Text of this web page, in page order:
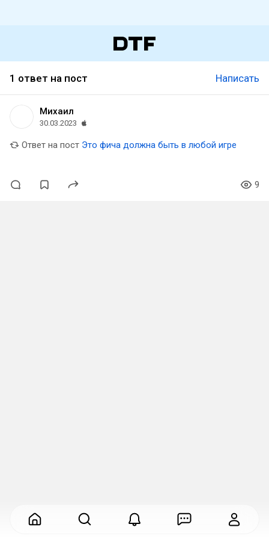
1 ответ на пост Написать
Михаил
30.03.2023
Ответ на пост Это фича должна быть в любой игре
9